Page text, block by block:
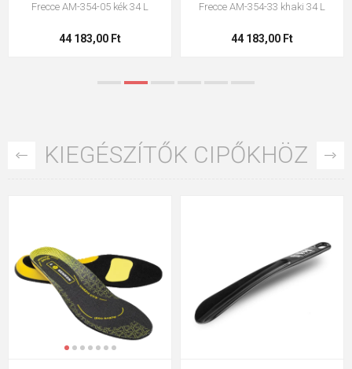
Militare Vintage AM-306-01 fekete
117 283,00 Ft
Vintage AM-306-25 barna 26 L
117 283,00 Ft
KIEGÉSZÍTŐK CIPŐKHÖZ